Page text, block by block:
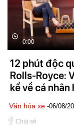
0:00
12 phút độc
Rolls-Royce:
kể về cá
Văn hóa xe -06/08/
Chia sẻ